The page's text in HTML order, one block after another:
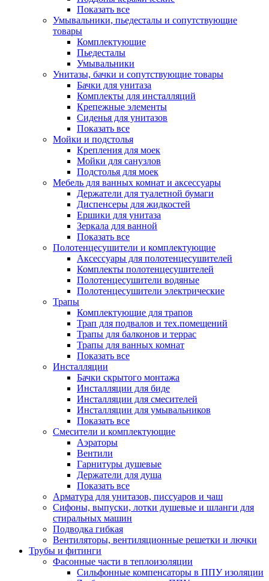
Показать все
Умывальники, пьедесталы и сопутствующие
товары
Комплектующие
Пьедесталы
Умывальники
Унитазы, бачки и сопутствующие товары
Бачки для унитаза
Комплекты для инсталляций
Крепежные элементы
Сиденья для унитазов
Показать все
Мойки и подстолья
Крепления для моек
Мойки для санузлов
Подстолья для моек
Мебель для ванных комнат и аксессуары
Держатели для туалетной бумаги
Диспенсеры для жидкостей
Ершики для унитаза
Зеркала для ванной
Показать все
Полотенцесушители и комплектующие
Аксессуары для полотенцесушителей
Комплекты полотенцесушителей
Полотенцесушители водяные
Полотенцесушители электрические
Трапы
Комплектующие для трапов
Трап для подвалов и тех.помещений
Трапы для балконов и террас
Трапы для ванных комнат
Показать все
Инсталляции
Бачки скрытого монтажа
Инсталляции для биде
Инсталляции для смесителей
Инсталляции для умывальников
Показать все
Смесители и комплектующие
Аэраторы
Вентили
Гарнитуры душевые
Держатели для душа
Показать все
Арматура для унитазов, писсуаров и чаш
Сифоны, выпуски, лотки душевые и шланги для
стиральных машин
Подводка гибкая
Вентиляторы, вентиляционные решетки и лючки
Трубы и фитинги
Фасонные части в теплоизоляции
Cильфонные компенсаторы в ППУ изоляции